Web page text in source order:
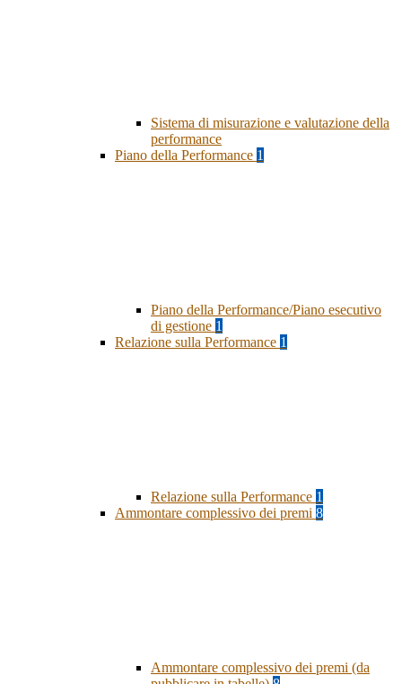
Sistema di misurazione e valutazione della
performance
Piano della Performance 1
Piano della Performance/Piano esecutivo
di gestione 1
Relazione sulla Performance 1
Relazione sulla Performance 1
Ammontare complessivo dei premi 8
Ammontare complessivo dei premi (da